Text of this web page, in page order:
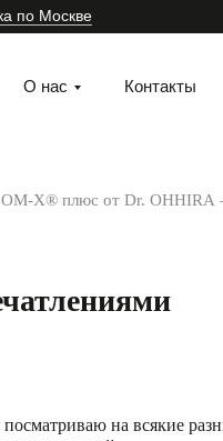
по Москве
О нас Контакты
ОМ-Х® плюс от Dr.
на всякие